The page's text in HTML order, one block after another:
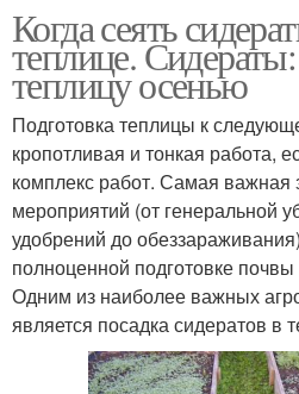
Когда сеять
теплице.
теплицу осенью
Подготовка теплицы к
кропотливая и тонкая работа,
комплекс работ. Самая
мероприятий (от генеральной
удобрений до
полноценной подготовке
Одним из наиболее важных
является посадка сидератов в